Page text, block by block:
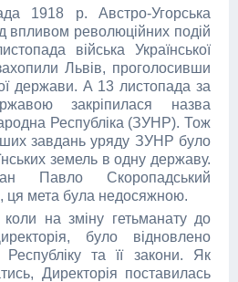
1918 р. Австро-Угорська
впливом революційних подій
війська Української
Львів, проголосивши
держави. А 13 листопада за
закріпилася назва
Республіка (ЗУНР). Тож
завдань уряду ЗУНР було
земель в одну державу.
Павло Скоропадський
ця мета була недосяжною.
коли на зміну гетьманату до
було відновлено
Республіку та її закони. Як
Директорія поставилась